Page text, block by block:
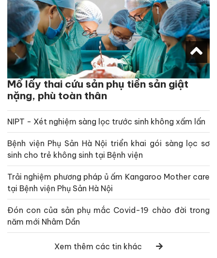
Mổ lấy thai cứu sản phụ tiền sản giật
nặng, phù toàn thân
NIPT - Xét nghiệm sàng lọc trước sinh không xấm lấn
Bệnh viện Phụ Sản Hà Nội triển khai gói sàng lọc sơ
sinh cho trẻ không sinh tại Bệnh viện
Trải nghiệm phương pháp ủ ấm Kangaroo Mother care
tại Bệnh viện Phụ Sản Hà Nội
Đón con của sản phụ mắc Covid-19 chào đời trong
năm mới Nhâm Dần
Xem thêm các tin khác